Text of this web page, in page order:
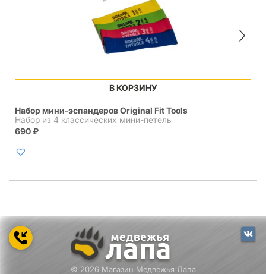
В КОРЗИНУ
Набор мини-эспандеров Original Fit Tools
Набор из 4 классических мини-петель
690₽
© 2026 Магазин Медвежья Лапа